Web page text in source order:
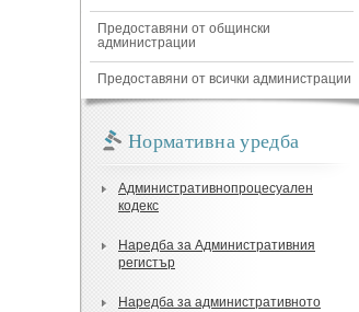
Предоставяни от общински
администрации
Предоставяни от всички администрации
Нормативна уредба
Административнопроцесуален
кодекс
Наредба за Административния
регистър
Наредба за административното